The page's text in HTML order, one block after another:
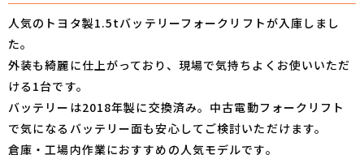
人気のトヨタ製1.5tバッテリーフォークリフトが入庫しまし
た。
外装も綺麗に仕上がっており、現場で気持ちよくお使いいただ
ける1台です。
バッテリーは2018年製に交換済み。中古電動フォークリフト
で気になるバッテリー面も安心してご検討いただけます。
倉庫・工場内作業におすすめの人気モデルです。